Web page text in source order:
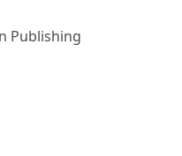
Publishing